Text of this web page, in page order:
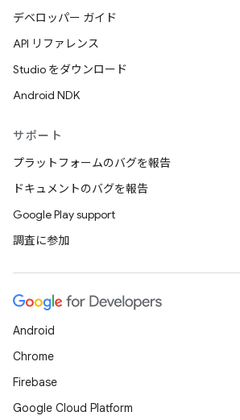
デベロッパー ガイド
API リファレンス
Studio をダウンロード
Android NDK
サポート
プラットフォームのバグを報告
ドキュメントのバグを報告
Google Play support
調査に参加
Android
Chrome
Firebase
Google Cloud Platform